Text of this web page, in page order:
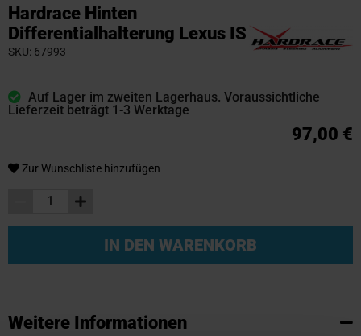
Hardrace Hinten
Differentialhalterung Lexus IS
SKU 67993
Auf Lager im zweiten Lagerhaus. Voraussichtliche
Lieferzeit beträgt 1-3 Werktage
97,00 €
Zur Wunschliste hinzufügen
IN DEN WARENKORB
Anfang
der
Bildgalerie
Weitere Informationen